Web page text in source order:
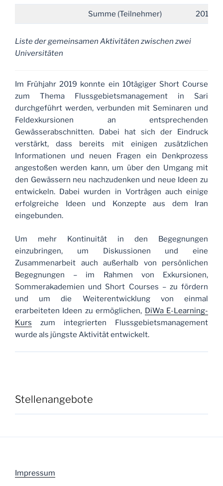
Summe (Teilnehmer) 201
Liste der gemeinsamen Aktivitäten zwischen zwei
Universitäten
Im Frühjahr 2019 konnte ein 10tägiger Short Course
zum Thema Flussgebietsmanagement in Sari
durchgeführt werden, verbunden mit Seminaren und
Feldexkursionen an entsprechenden
Gewässerabschnitten. Dabei hat sich der Eindruck
verstärkt, dass bereits mit einigen zusätzlichen
Informationen und neuen Fragen ein Denkprozess
angestoßen werden kann, um über den Umgang mit
den Gewässern neu nachzudenken und neue Ideen zu
entwickeln. Dabei wurden in Vorträgen auch einige
erfolgreiche Ideen und Konzepte aus dem Iran
eingebunden.
Um mehr Kontinuität in den Begegnungen
einzubringen, um Diskussionen und eine
Zusammenarbeit auch außerhalb von persönlichen
Begegnungen – im Rahmen von Exkursionen,
Sommerakademien und Short Courses – zu fördern
und um die Weiterentwicklung von einmal
erarbeiteten Ideen zu ermöglichen, DiWa E-Learning-
Kurs zum integrierten Flussgebietsmanagement
wurde als jüngste Aktivität entwickelt.
Stellenangebote
Impressum